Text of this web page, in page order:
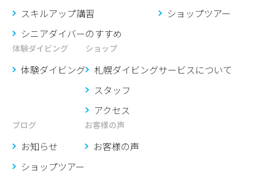
スキルアップ講習
シニアダイバーのすすめ
ショップツアー
体験ダイビング
体験ダイビング
ショップ
札幌ダイビングサービスについて
スタッフ
アクセス
ブログ
お知らせ
ショップツアー
お客様の声
お客様の声